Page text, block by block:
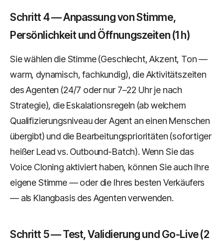
Schritt 4 — Anpassung von Stimme,
Persönlichkeit und Öffnungszeiten (1 h)
Sie wählen die Stimme (Geschlecht, Akzent, Ton —
warm, dynamisch, fachkundig), die Aktivitätszeiten
des Agenten (24/7 oder nur 7–22 Uhr je nach
Strategie), die Eskalationsregeln (ab welchem
Qualifizierungsniveau der Agent an einen Menschen
übergibt) und die Bearbeitungsprioritäten (sofortiger
heißer Lead vs. Outbound-Batch). Wenn Sie das
Voice Cloning aktiviert haben, können Sie auch Ihre
eigene Stimme — oder die Ihres besten Verkäufers
— als Klangbasis des Agenten verwenden.
Schritt 5 — Test, Validierung und Go-Live (2